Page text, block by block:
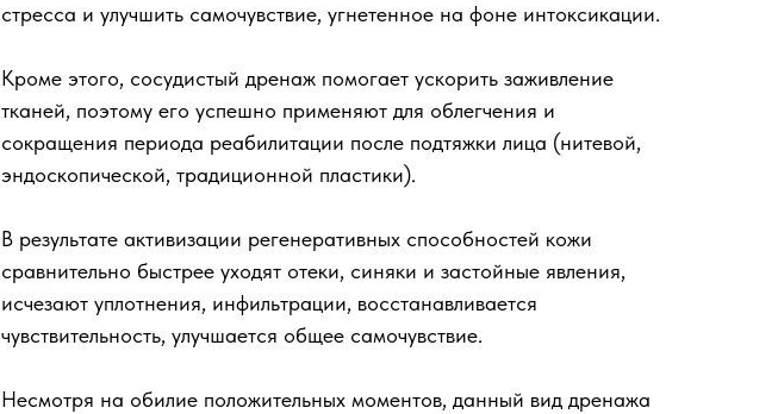
стресса и улучшить самочувствие, угнетенное на фоне интоксикации.
Кроме этого, сосудистый дренаж помогает ускорить заживление
тканей, поэтому его успешно применяют для облегчения и
сокращения периода реабилитации после подтяжки лица (нитевой,
эндоскопической, традиционной пластики).
В результате активизации регенеративных способностей кожи
сравнительно быстрее уходят отеки, синяки и застойные явления,
исчезают уплотнения, инфильтрации, восстанавливается
чувствительность, улучшается общее самочувствие.
Несмотря на обилие положительных моментов, данный вид дренажа